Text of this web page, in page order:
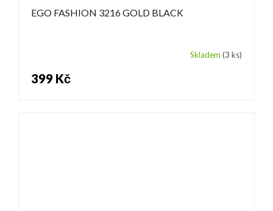
EGO FASHION 3216 GOLD BLACK
Skladem (3 ks)
399 Kč